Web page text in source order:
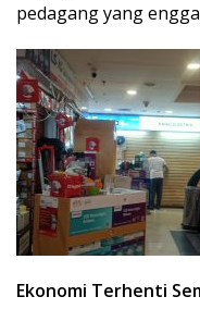
pedagang yang
Ekonomi Terhenti